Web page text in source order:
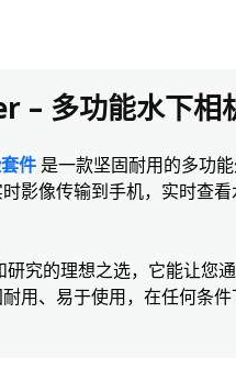
– 多功能水下相
件 是一款坚固耐用的多功
影像传输到手机，实时查
究的理想之选，它能让您
用、易于使用，在任何条件